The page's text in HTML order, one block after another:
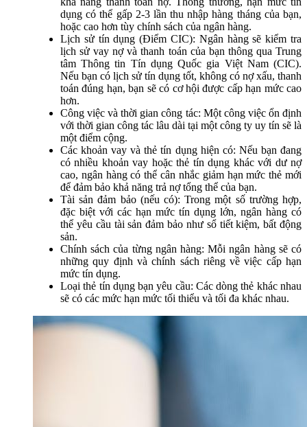
dụng có thể gấp 2-3 lần thu nhập hàng tháng của bạn,
hoặc cao hơn tùy chính sách của ngân hàng.
Lịch sử tín dụng (Điểm CIC): Ngân hàng sẽ kiểm tra
lịch sử vay nợ và thanh toán của bạn thông qua Trung
tâm Thông tin Tín dụng Quốc gia Việt Nam (CIC).
Nếu bạn có lịch sử tín dụng tốt, không có nợ xấu, thanh
toán đúng hạn, bạn sẽ có cơ hội được cấp hạn mức cao
hơn.
Công việc và thời gian công tác: Một công việc ổn định
với thời gian công tác lâu dài tại một công ty uy tín sẽ là
một điểm cộng.
Các khoản vay và thẻ tín dụng hiện có: Nếu bạn đang
có nhiều khoản vay hoặc thẻ tín dụng khác với dư nợ
cao, ngân hàng có thể cân nhắc giảm hạn mức thẻ mới
để đảm bảo khả năng trả nợ tổng thể của bạn.
Tài sản đảm bảo (nếu có): Trong một số trường hợp,
đặc biệt với các hạn mức tín dụng lớn, ngân hàng có
thể yêu cầu tài sản đảm bảo như sổ tiết kiệm, bất động
sản.
Chính sách của từng ngân hàng: Mỗi ngân hàng sẽ có
những quy định và chính sách riêng về việc cấp hạn
mức tín dụng.
Loại thẻ tín dụng bạn yêu cầu: Các dòng thẻ khác nhau
sẽ có các mức hạn mức tối thiểu và tối đa khác nhau.